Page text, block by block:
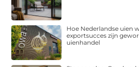
Hoe Nederlandse uien
exportsucces zijn
uienhandel